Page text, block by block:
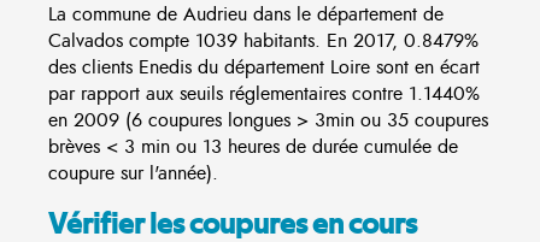
La commune de Audrieu dans le département de
Calvados compte 1039 habitants. En 2017, 0.8479%
des clients Enedis du département Loire sont en écart
par rapport aux seuils réglementaires contre 1.1440%
en 2009 (6 coupures longues > 3min ou 35 coupures
brèves < 3 min ou 13 heures de durée cumulée de
coupure sur l'année).
Vérifier les coupures en cours